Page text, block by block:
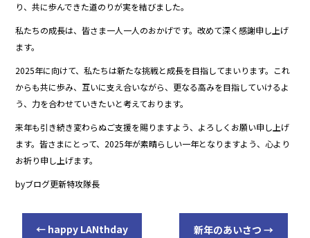
り、共に歩んできた道のりが実を結びました。
私たちの成長は、皆さま一人一人のおかげです。改めて深く感謝申し上げ
ます。
2025年に向けて、私たちは新たな挑戦と成長を目指してまいります。これ
からも共に歩み、互いに支え合いながら、更なる高みを目指していけるよ
う、力を合わせていきたいと考えております。
来年も引き続き変わらぬご支援を賜りますよう、よろしくお願い申し上げ
ます。皆さまにとって、2025年が素晴らしい一年となりますよう、心より
お祈り申し上げます。
byブログ更新特攻隊長
← happy LANthday 新年のあいさつ →